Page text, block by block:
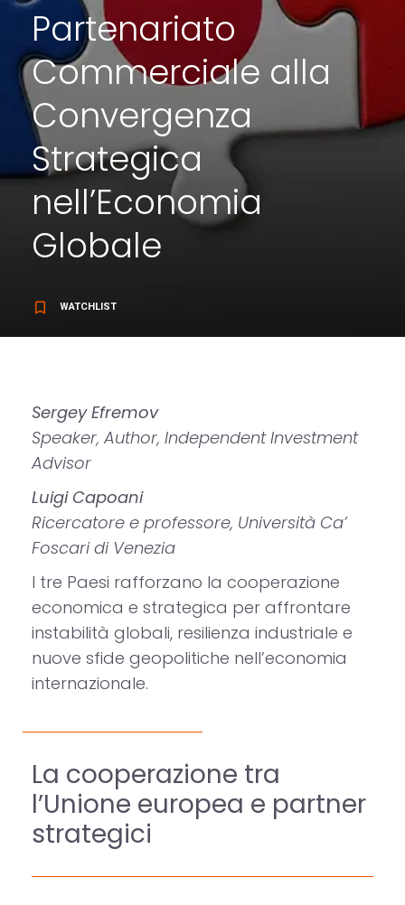
Partenariato
Commerciale alla
Convergenza
Strategica
nell’Economia
Globale
bookmark_border WATCHLIST
Sergey Efremov
Speaker, Author, Independent Investment
Advisor
Luigi Capoani
Ricercatore e professore, Università Ca’
Foscari di Venezia
I tre Paesi rafforzano la cooperazione
economica e strategica per affrontare
instabilità globali, resilienza industriale e
nuove sfide geopolitiche nell’economia
internazionale.
La cooperazione tra
l’Unione europea e partner
strategici